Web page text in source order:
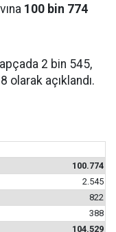
100 bin 774
2 bin 545,
olarak açıklandı.
100.774
2.545
822
388
104.529